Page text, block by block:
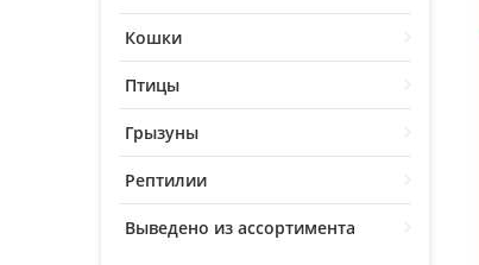
Кошки
Птицы
Грызуны
Рептилии
Выведено из ассортимента